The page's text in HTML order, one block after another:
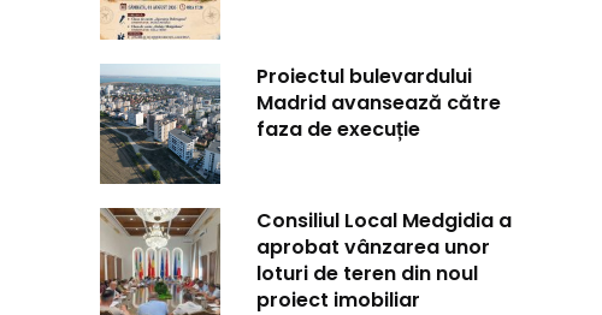
Proiectul bulevardului
Madrid avansează către
faza de execuție
Consiliul Local Medgidia a
aprobat vânzarea unor
loturi de teren din noul
proiect imobiliar